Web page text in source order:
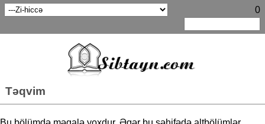
0
Təqvim